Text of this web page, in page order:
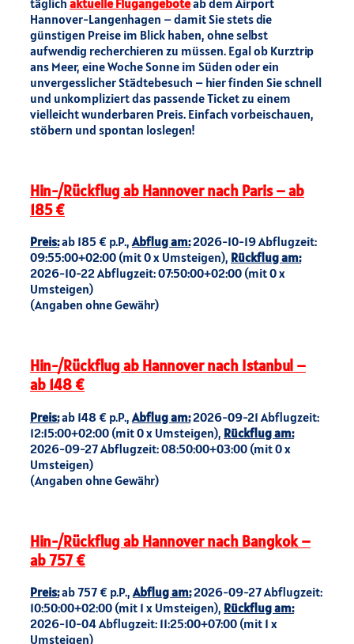
täglich aktuelle Flugangeboteab dem Airport
Hannover-Langenhagen – damit Sie stets die
günstigen Preise im Blick haben, ohne selbst
aufwendig recherchieren zu müssen. Egal ob Kurztrip
ans Meer, eine Woche Sonne im Süden oder ein
unvergesslicher Städtebesuch – hier finden Sie schnell
und unkompliziert das passende Ticket zu einem
vielleicht wunderbaren Preis. Einfach vorbeischauen,
stöbern und spontan loslegen!
Hin-/Rückflug ab Hannover nach Paris – ab
185 €
Preis:ab 185 € p.P.,Abflug am:2026-10-19 Abflugzeit:
09:55:00+02:00 (mit 0 x Umsteigen), Rückflug am:
2026-10-22 Abflugzeit: 07:50:00+02:00 (mit 0 x
Umsteigen)
(Angaben ohne Gewähr)
Hin-/Rückflug ab Hannover nach Istanbul –
ab 148 €
Preis:ab 148 € p.P., Abflug am:2026-09-21 Abflugzeit:
12:15:00+02:00 (mit 0 x Umsteigen), Rückflug am:
2026-09-27 Abflugzeit: 08:50:00+03:00 (mit 0 x
Umsteigen)
(Angaben ohne Gewähr)
Hin-/Rückflug ab Hannover nach Bangkok –
ab 757 €
Preis:ab 757 € p.P.,Abflug am:2026-09-27 Abflugzeit:
10:50:00+02:00 (mit 1 x Umsteigen), Rückflug am:
2026-10-04 Abflugzeit: 11:25:00+07:00 (mit 1 x
Umsteigen)